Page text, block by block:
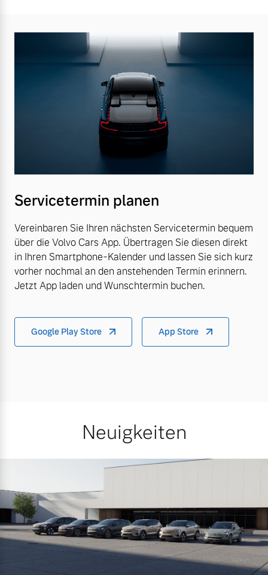
Servicetermin planen
Vereinbaren Sie Ihren nächsten Servicetermin bequem
über die Volvo Cars App. Übertragen Sie diesen direkt
in Ihren Smartphone-Kalender und lassen Sie sich kurz
vorher nochmal an den anstehenden Termin erinnern.
Jetzt App laden und Wunschtermin buchen.
Google Play Store App Store
Neuigkeiten